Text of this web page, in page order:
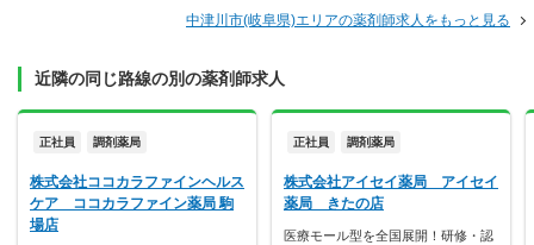
中津川市(岐阜県)エリアの薬剤師求人をもっと見る
近隣の同じ路線の別の薬剤師求人
正社員 調剤薬局
株式会社ココカラファインヘルス
ケア ココカラファイン薬局 駒
場店
正社員 調剤薬局
株式会社アイセイ薬局 アイセイ
薬局 きたの店
医療モール型を全国展開！研修・認